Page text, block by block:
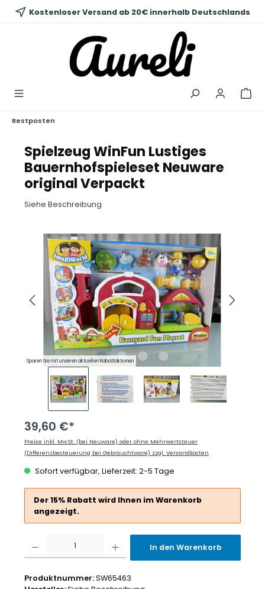
springen
Kostenloser Versand ab 20€ innerhalb Deutschlands
Restposten
Spielzeug WinFun Lustiges
Bauernhofspieleset Neuware
original Verpackt
Siehe Beschreibung
Bildergalerie überspringen
Sparen Sie mit unseren aktuellen Rabattaktionen
39,60 €*
Preise inkl. MwSt. (bei Neuware) oder ohne Mehrwertsteuer
(Differenzbesteuerung bei Gebrauchtware) zzgl. Versandkosten
Sofort verfügbar, Lieferzeit: 2-5 Tage
Der 15% Rabatt wird Ihnen im Warenkorb
angezeigt.
Produkt Anzahl: Gib den gewünschten Wert ein oder benutze die Schaltflächen
In den Warenkorb
Produktnummer:SW65463